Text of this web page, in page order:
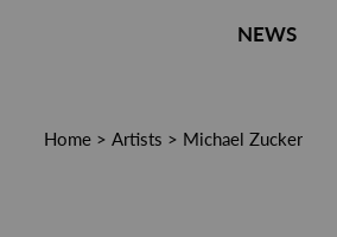
NEWS
Home > Artists > Michael Zucker